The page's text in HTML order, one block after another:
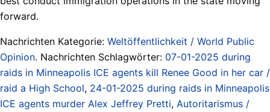
forward.
Nachrichten Kategorie: Weltöffentlichkeit / World Public
Opinion. Nachrichten Schlagwörter: 07-01-2025 during
raids in Minneapolis ICE agents kill Renee Good in her car /
raid a High School, 24-01-2025 during raids in Minneapolis
ICE agents murder Alex Jeffrey Pretti, Autoritarismus /